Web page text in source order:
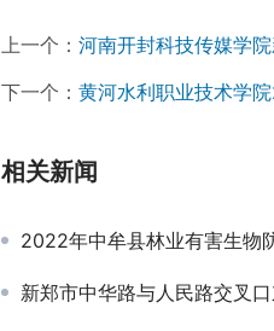
上一个： 河南开封科技传媒学
下一个： 黄河水利职业技术学
相关新闻
2022年中牟县林业有害生物
新郑市中华路与人民路交叉口东北